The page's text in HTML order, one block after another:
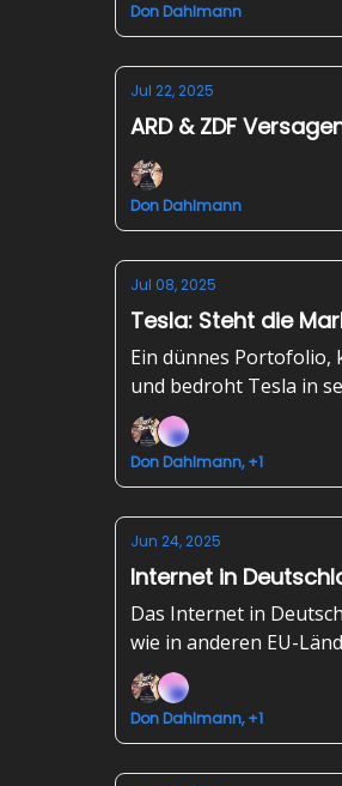
Don Dahlmann
Jul 22, 2025
ARD & ZDF
Don Dahlmann
Jul 08, 2025
Tesla: Steht die
Ein dünnes Portofolio,
und bedroht Tesla in
Don Dahlmann, +1
Jun 24, 2025
Internet in
Das Internet in
wie in anderen EU-
Don Dahlmann, +1